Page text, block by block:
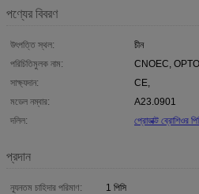
পণ্যের বিবরণ
উৎপত্তি স্থল:
চীন
পরিচিতিমুলক নাম:
CNOEC,
সাক্ষ্যদান:
CE,
মডেল নম্বার:
A23.0901
দলিল:
প্রোডাক্ট ব্রোশিওর
প্রদান
ন্যূনতম চাহিদার পরিমাণ:
1 পিসি